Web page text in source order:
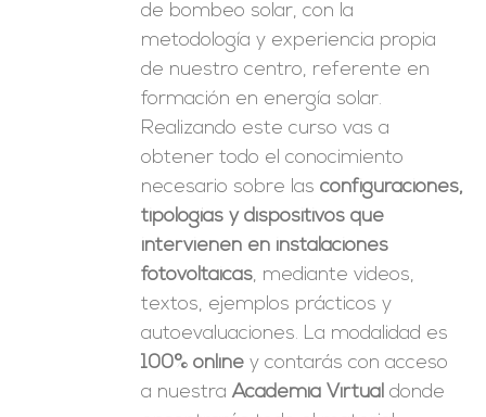
de bombeo solar, con la
metodología y experiencia propia
de nuestro centro, referente en
formación en energía solar.
Realizando este curso vas a
obtener todo el conocimiento
necesario sobre lasconfiguraciones,
tipologías y dispositivos que
intervienen en instalaciones
fotovoltaicas, mediante videos,
textos, ejemplos prácticos y
autoevaluaciones. La modalidad es
100% online y contarás con acceso
a nuestraAcademia Virtual donde